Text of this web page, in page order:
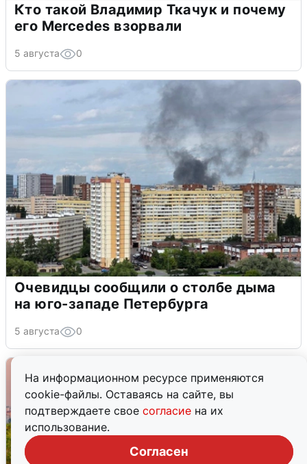
На информационном ресурсе применяются
cookie-файлы. Оставаясь на сайте, вы
подтверждаете свое согласие на их
использование.
Согласен
Кто такой Владимир Ткачук и почему
его Mercedes взорвали
5 августа 0
Очевидцы сообщили о столбе дыма
на юго-западе Петербурга
5 августа 0